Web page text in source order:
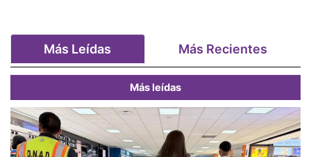
Más Leídas Más Recientes
Más leídas